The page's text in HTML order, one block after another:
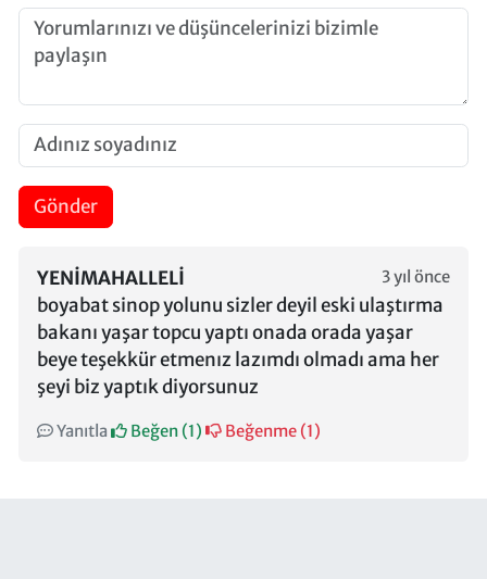
Gönder
YENIMAHALLELI 3 yıl önce
boyabat sinop yolunu sizler deyil eski ulaştırma
bakanı yaşar topcu yaptı onada orada yaşar
beye teşekkür etmenız lazımdı olmadı ama her
şeyi biz yaptık diyorsunuz
Yanıtla Beğen (1) Beğenme (1)